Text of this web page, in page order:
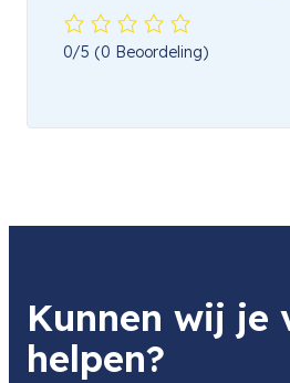
0/5 (0 Beoordeling)
Kunnen wij je
helpen?